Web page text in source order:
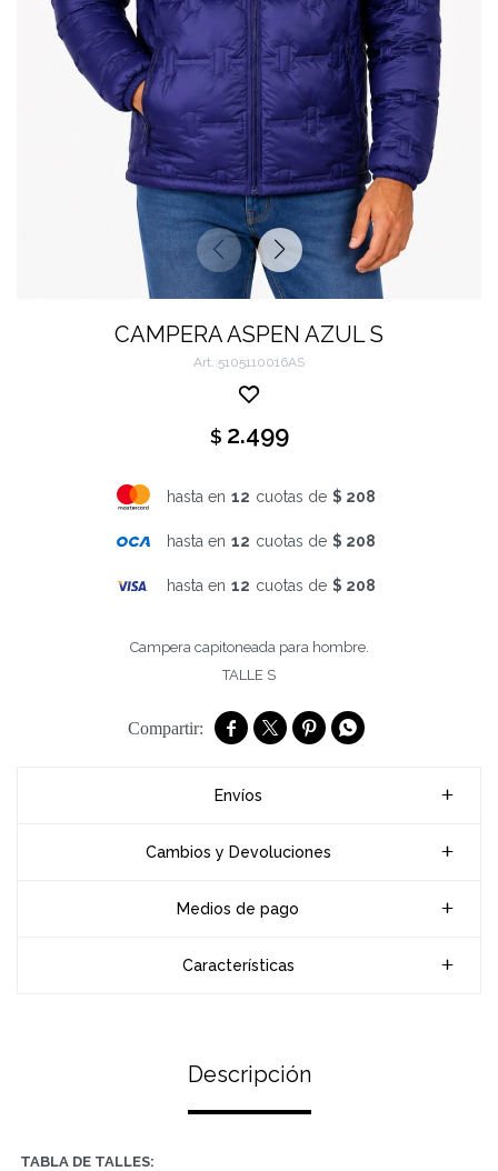
CAMPERA ASPEN AZUL S
5105110016AS
$ 2.499
hasta en 12 cuotas de $ 208
hasta en 12 cuotas de $ 208
hasta en 12 cuotas de $ 208
Campera capitoneada para hombre.
TALLE S
   
Envíos
Cambios y Devoluciones
Medios de pago
Características
Descripción
TABLA DE TALLES: